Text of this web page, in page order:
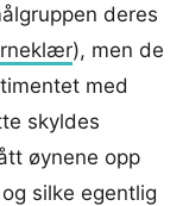
deres
), men de
med
skyldes
øynene opp
silke egentlig